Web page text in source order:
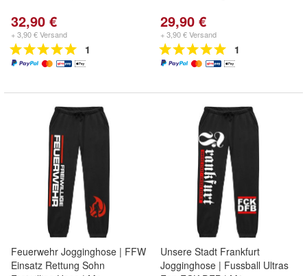
32,90 €
+ 3,90 € Versand
1
29,90 €
+ 3,90 € Versand
1
Feuerwehr Jogginghose | FFW
Einsatz Rettung Sohn
Unsere Stadt Frankfurt
Jogginghose | Fussball Ultras